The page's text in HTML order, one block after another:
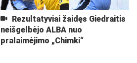
Rezultatyviai žaidęs Giedraitis
neišgelbėjo ALBA nuo
pralaimėjimo „Chimki“